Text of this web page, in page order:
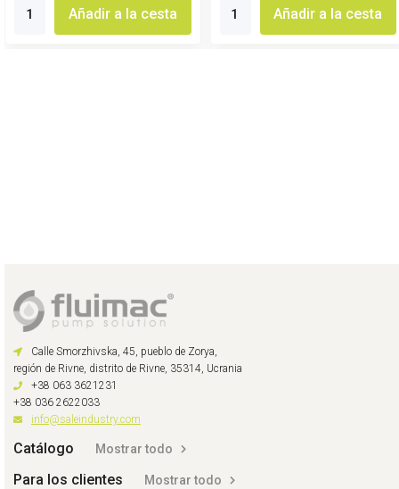
Añadir a la cesta Añadir a la cesta
Calle Smorzhivska, 45, pueblo de Zorya,
región de Rivne, distrito de Rivne, 35314, Ucrania
+38 063 3621231
+38 036 2622033
info@saleindustry.com
Catálogo Mostrar todo
Para los clientes Mostrar todo